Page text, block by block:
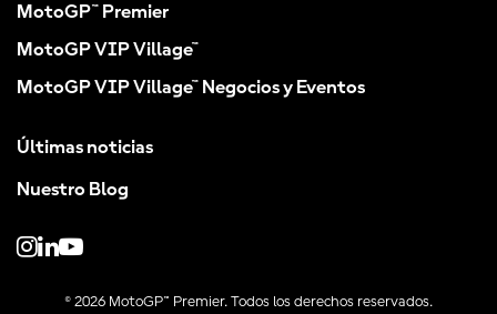
MotoGP™ Premier
MotoGP VIP Village™
MotoGP VIP Village™ Negocios y Eventos
Últimas noticias
Nuestro Blog
© 2026 MotoGP™ Premier. Todos los derechos reservados.